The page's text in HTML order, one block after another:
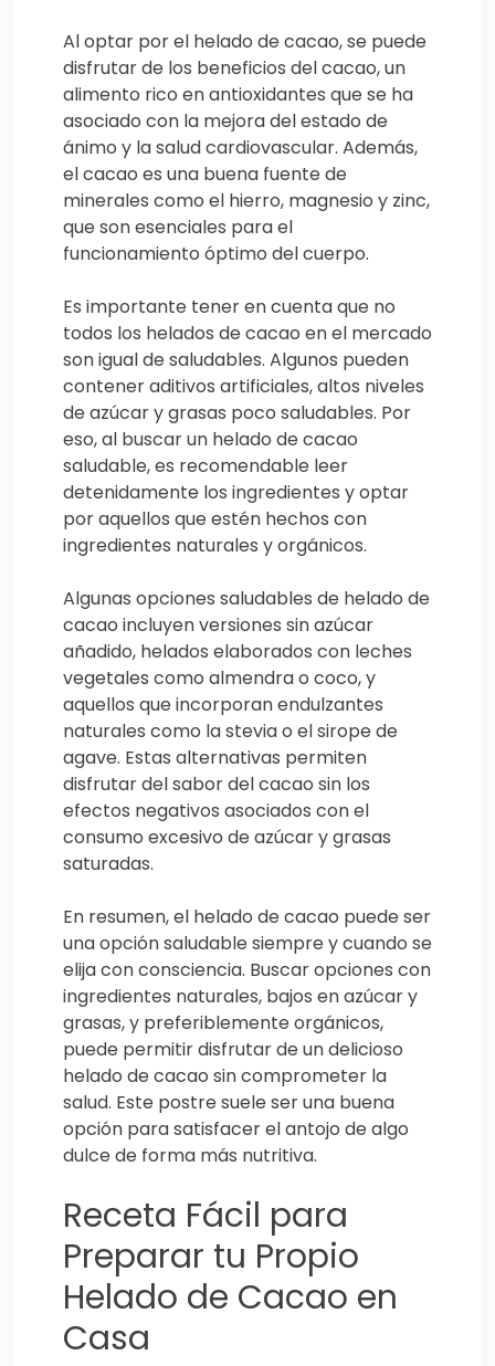
Al optar por el helado de cacao, se puede
disfrutar de los beneficios del cacao, un
alimento rico en antioxidantes que se ha
asociado con la mejora del estado de
ánimo y la salud cardiovascular. Además,
el cacao es una buena fuente de
minerales como el hierro, magnesio y zinc,
que son esenciales para el
funcionamiento óptimo del cuerpo.
Es importante tener en cuenta que no
todos los helados de cacao en el mercado
son igual de saludables. Algunos pueden
contener aditivos artificiales, altos niveles
de azúcar y grasas poco saludables. Por
eso, al buscar un helado de cacao
saludable, es recomendable leer
detenidamente los ingredientes y optar
por aquellos que estén hechos con
ingredientes naturales y orgánicos.
Algunas opciones saludables de helado de
cacao incluyen versiones sin azúcar
añadido, helados elaborados con leches
vegetales como almendra o coco, y
aquellos que incorporan endulzantes
naturales como la stevia o el sirope de
agave. Estas alternativas permiten
disfrutar del sabor del cacao sin los
efectos negativos asociados con el
consumo excesivo de azúcar y grasas
saturadas.
En resumen, el helado de cacao puede ser
una opción saludable siempre y cuando se
elija con consciencia. Buscar opciones con
ingredientes naturales, bajos en azúcar y
grasas, y preferiblemente orgánicos,
puede permitir disfrutar de un delicioso
helado de cacao sin comprometer la
salud. Este postre suele ser una buena
opción para satisfacer el antojo de algo
dulce de forma más nutritiva.
Receta Fácil para
Preparar tu Propio
Helado de Cacao en
Casa